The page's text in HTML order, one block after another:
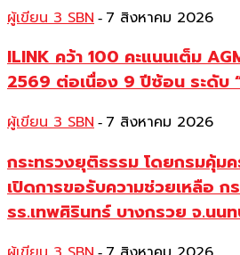
ผู้เขียน 3 SBN - 7 สิงหาคม 2026
ILINK คว้า 100 คะแนนเต็ม
2569 ต่อเนื่อง 9 ปีซ้อน ระดับ
ผู้เขียน 3 SBN - 7 สิงหาคม 2026
กระทรวงยุติธรรม โดยกรมคุ้ม
เปิดการขอรับความช่วยเหลือ
รร.เทพศิรินทร์ บางกรวย จ.นน
-